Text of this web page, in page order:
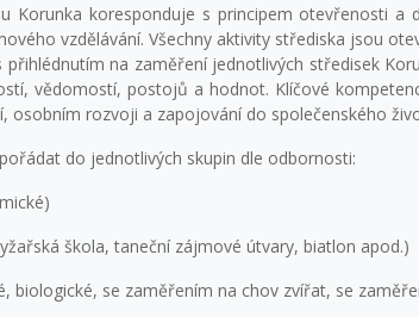
Korunka koresponduje s principem otevřenosti
vzdělávání. Všechny aktivity střediska jsou
na zaměření jednotlivých středisek
vědomostí, postojů a hodnot. Klíčové
osobním rozvoji a zapojování do společenského
do jednotlivých skupin dle odbornosti:
škola, taneční zájmové útvary, biatlon apod.)
biologické, se zaměřením na chov zvířat, se